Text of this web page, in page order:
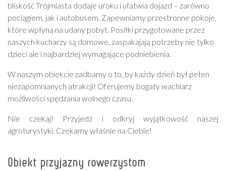
bliskość Trójmiasta dodaje uroku i ułatwia dojazd – zarówno
pociągiem, jak i autobusem. Zapewniamy przestronne pokoje,
które wpłyną na udany pobyt. Posiłki przygotowane przez
naszych kucharzy są domowe, zaspakajają potrzeby nie tylko
dzieci ale i najbardziej wymagające podniebienia.
W naszym obiekcie zadbamy o to, by każdy dzień był pełen
niezapomnianych atrakcji! Oferujemy bogaty wachlarz
możliwości spędzania wolnego czasu.
Nie czekaj! Przyjedź i odkryj wyjątkowość naszej
agroturystyki. Czekamy właśnie na Ciebie!
Obiekt przyjazny rowerzystom